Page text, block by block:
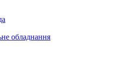
обладнання